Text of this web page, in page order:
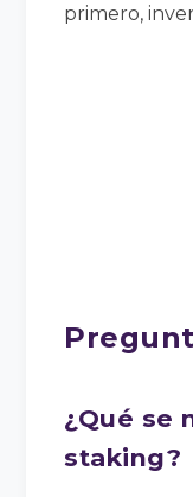
primero,
¿Qué se
staking?